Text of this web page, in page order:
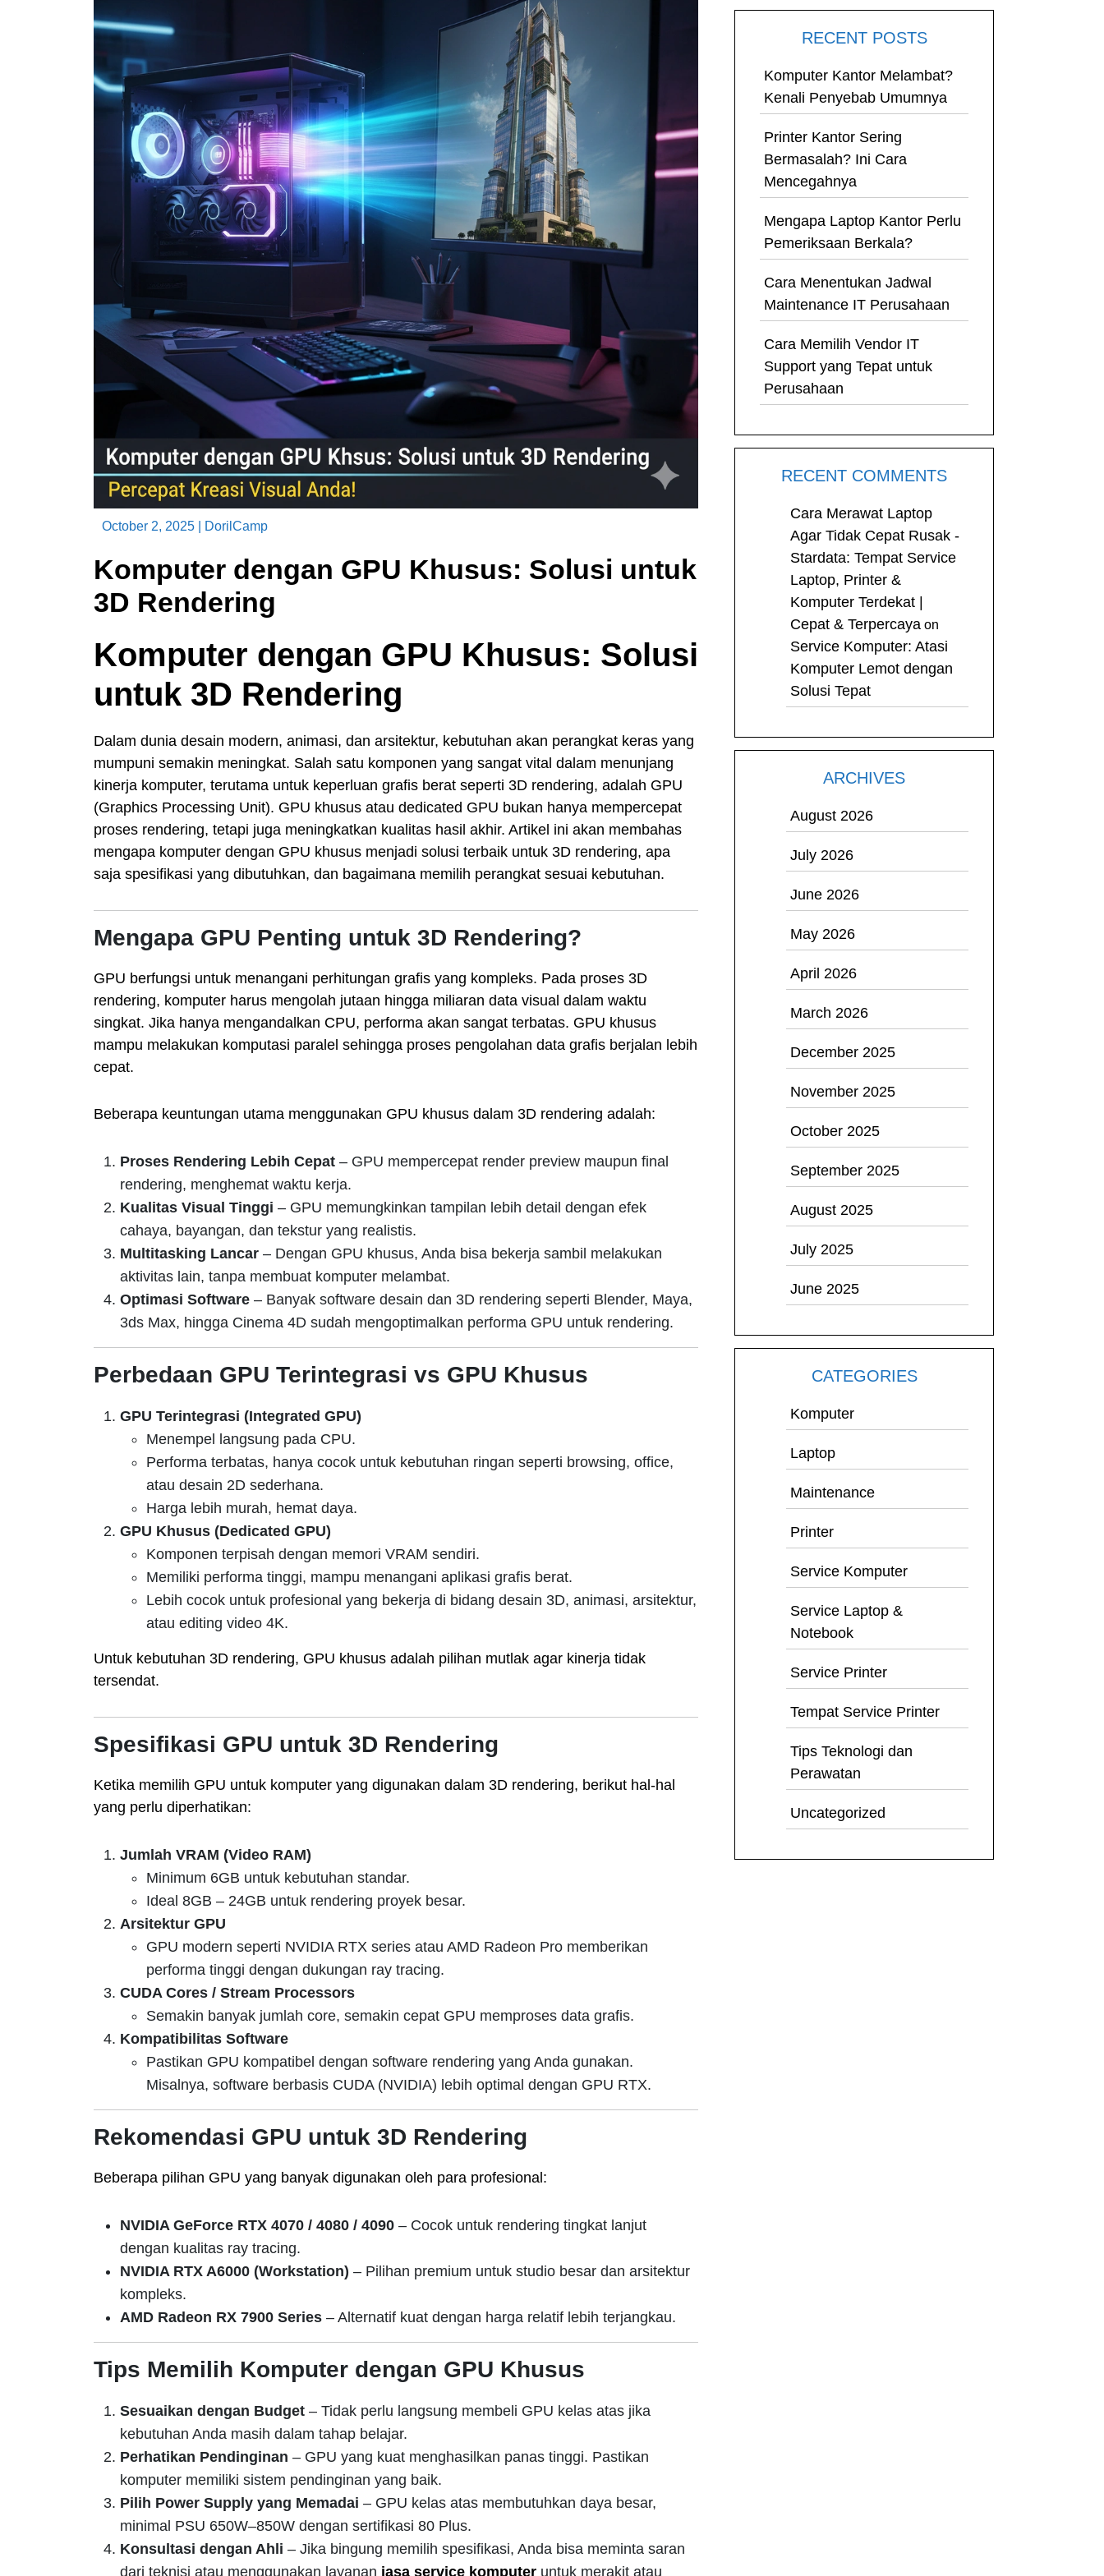
October 2, 2025 DorilCamp
Komputer dengan GPU Khusus: Solusi untuk
3D Rendering
Komputer dengan GPU Khusus: Solusi
untuk 3D Rendering
Dalam dunia desain modern, animasi, dan arsitektur, kebutuhan akan perangkat keras yang
mumpuni semakin meningkat. Salah satu komponen yang sangat vital dalam menunjang
kinerja komputer, terutama untuk keperluan grafis berat seperti 3D rendering, adalah GPU
(Graphics Processing Unit). GPU khusus atau dedicated GPU bukan hanya mempercepat
proses rendering, tetapi juga meningkatkan kualitas hasil akhir. Artikel ini akan membahas
mengapa komputer dengan GPU khusus menjadi solusi terbaik untuk 3D rendering, apa
saja spesifikasi yang dibutuhkan, dan bagaimana memilih perangkat sesuai kebutuhan.
Mengapa GPU Penting untuk 3D Rendering?
GPU berfungsi untuk menangani perhitungan grafis yang kompleks. Pada proses 3D
rendering, komputer harus mengolah jutaan hingga miliaran data visual dalam waktu
singkat. Jika hanya mengandalkan CPU, performa akan sangat terbatas. GPU khusus
mampu melakukan komputasi paralel sehingga proses pengolahan data grafis berjalan lebih
cepat.
Beberapa keuntungan utama menggunakan GPU khusus dalam 3D rendering adalah:
Proses Rendering Lebih Cepat – GPU mempercepat render preview maupun final
rendering, menghemat waktu kerja.
Kualitas Visual Tinggi – GPU memungkinkan tampilan lebih detail dengan efek
cahaya, bayangan, dan tekstur yang realistis.
Multitasking Lancar – Dengan GPU khusus, Anda bisa bekerja sambil melakukan
aktivitas lain, tanpa membuat komputer melambat.
Optimasi Software – Banyak software desain dan 3D rendering seperti Blender, Maya,
3ds Max, hingga Cinema 4D sudah mengoptimalkan performa GPU untuk rendering.
Perbedaan GPU Terintegrasi vs GPU Khusus
GPU Terintegrasi (Integrated GPU)
Menempel langsung pada CPU.
Performa terbatas, hanya cocok untuk kebutuhan ringan seperti browsing, office,
atau desain 2D sederhana.
Harga lebih murah, hemat daya.
GPU Khusus (Dedicated GPU)
Komponen terpisah dengan memori VRAM sendiri.
Memiliki performa tinggi, mampu menangani aplikasi grafis berat.
Lebih cocok untuk profesional yang bekerja di bidang desain 3D, animasi, arsitektur,
atau editing video 4K.
Untuk kebutuhan 3D rendering, GPU khusus adalah pilihan mutlak agar kinerja tidak
tersendat.
Spesifikasi GPU untuk 3D Rendering
Ketika memilih GPU untuk komputer yang digunakan dalam 3D rendering, berikut hal-hal
yang perlu diperhatikan:
Jumlah VRAM (Video RAM)
Minimum 6GB untuk kebutuhan standar.
Ideal 8GB – 24GB untuk rendering proyek besar.
Arsitektur GPU
GPU modern seperti NVIDIA RTX series atau AMD Radeon Pro memberikan
performa tinggi dengan dukungan ray tracing.
CUDA Cores / Stream Processors
Semakin banyak jumlah core, semakin cepat GPU memproses data grafis.
Kompatibilitas Software
Pastikan GPU kompatibel dengan software rendering yang Anda gunakan.
Misalnya, software berbasis CUDA (NVIDIA) lebih optimal dengan GPU RTX.
Rekomendasi GPU untuk 3D Rendering
Beberapa pilihan GPU yang banyak digunakan oleh para profesional:
NVIDIA GeForce RTX 4070 / 4080 / 4090 – Cocok untuk rendering tingkat lanjut
dengan kualitas ray tracing.
NVIDIA RTX A6000 (Workstation) – Pilihan premium untuk studio besar dan arsitektur
kompleks.
AMD Radeon RX 7900 Series – Alternatif kuat dengan harga relatif lebih terjangkau.
Tips Memilih Komputer dengan GPU Khusus
Sesuaikan dengan Budget – Tidak perlu langsung membeli GPU kelas atas jika
kebutuhan Anda masih dalam tahap belajar.
Perhatikan Pendinginan – GPU yang kuat menghasilkan panas tinggi. Pastikan
komputer memiliki sistem pendinginan yang baik.
Pilih Power Supply yang Memadai – GPU kelas atas membutuhkan daya besar,
minimal PSU 650W–850W dengan sertifikasi 80 Plus.
Konsultasi dengan Ahli – Jika bingung memilih spesifikasi, Anda bisa meminta saran
dari teknisi atau menggunakan layanan jasa service komputer untuk merakit atau
RECENT POSTS
Komputer Kantor Melambat?
Kenali Penyebab Umumnya
Printer Kantor Sering
Bermasalah? Ini Cara
Mencegahnya
Mengapa Laptop Kantor Perlu
Pemeriksaan Berkala?
Cara Menentukan Jadwal
Maintenance IT Perusahaan
Cara Memilih Vendor IT
Support yang Tepat untuk
Perusahaan
RECENT COMMENTS
Cara Merawat Laptop
Agar Tidak Cepat Rusak -
Stardata: Tempat Service
Laptop, Printer &
Komputer Terdekat |
Cepat & Terpercaya on
Service Komputer: Atasi
Komputer Lemot dengan
Solusi Tepat
ARCHIVES
August 2026
July 2026
June 2026
May 2026
April 2026
March 2026
December 2025
November 2025
October 2025
September 2025
August 2025
July 2025
June 2025
CATEGORIES
Komputer
Laptop
Maintenance
Printer
Service Komputer
Service Laptop &
Notebook
Service Printer
Tempat Service Printer
Tips Teknologi dan
Perawatan
Uncategorized